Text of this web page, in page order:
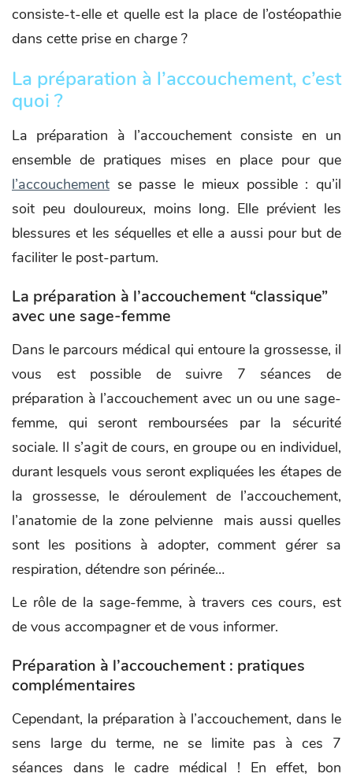
consiste-t-elle et quelle est la place de l’ostéopathie
dans cette prise en charge ?
La préparation à l’accouchement, c’est
quoi ?
La préparation à l’accouchement consiste en un
ensemble de pratiques mises en place pour que
l’accouchement se passe le mieux possible : qu’il
soit peu douloureux, moins long. Elle prévient les
blessures et les séquelles et elle a aussi pour but de
faciliter le post-partum.
La préparation à l’accouchement “classique”
avec une sage-femme
Dans le parcours médical qui entoure la grossesse, il
vous est possible de suivre 7 séances de
préparation à l’accouchement avec un ou une sage-
femme, qui seront remboursées par la sécurité
sociale. Il s’agit de cours, en groupe ou en individuel,
durant lesquels vous seront expliquées les étapes de
la grossesse, le déroulement de l’accouchement,
l’anatomie de la zone pelvienne mais aussi quelles
sont les positions à adopter, comment gérer sa
respiration, détendre son périnée…
Le rôle de la sage-femme, à travers ces cours, est
de vous accompagner et de vous informer.
Préparation à l’accouchement : pratiques
complémentaires
Cependant, la préparation à l’accouchement, dans le
sens large du terme, ne se limite pas à ces 7
séances dans le cadre médical ! En effet, bon